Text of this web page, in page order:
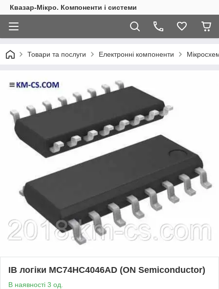
Квазар-Мікро. Компоненти і системи
Товари та послуги Електронні компоненти
ІВ логіки MC74HC4046AD (ON Semiconductor)
В наявності 3 од.